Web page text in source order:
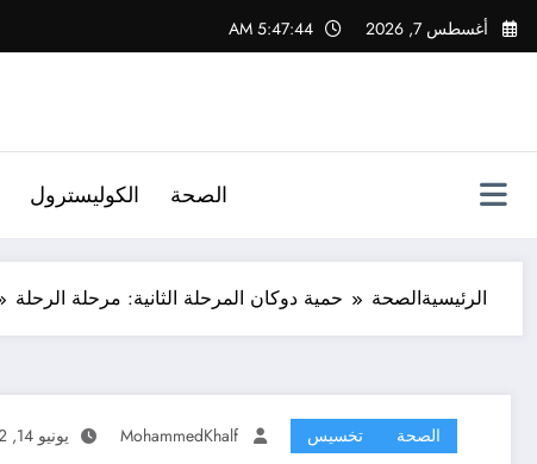
التجاوز
إلى
أغسطس 7, 2026 5:47:45 AM
الصحة الكوليسترول
الرئيسيةالصحة حمية دوكان المرحلة الثانية: مرحلة الرحلة
الصحة تخسيس MohammedKhalf يونيو 14, 2022